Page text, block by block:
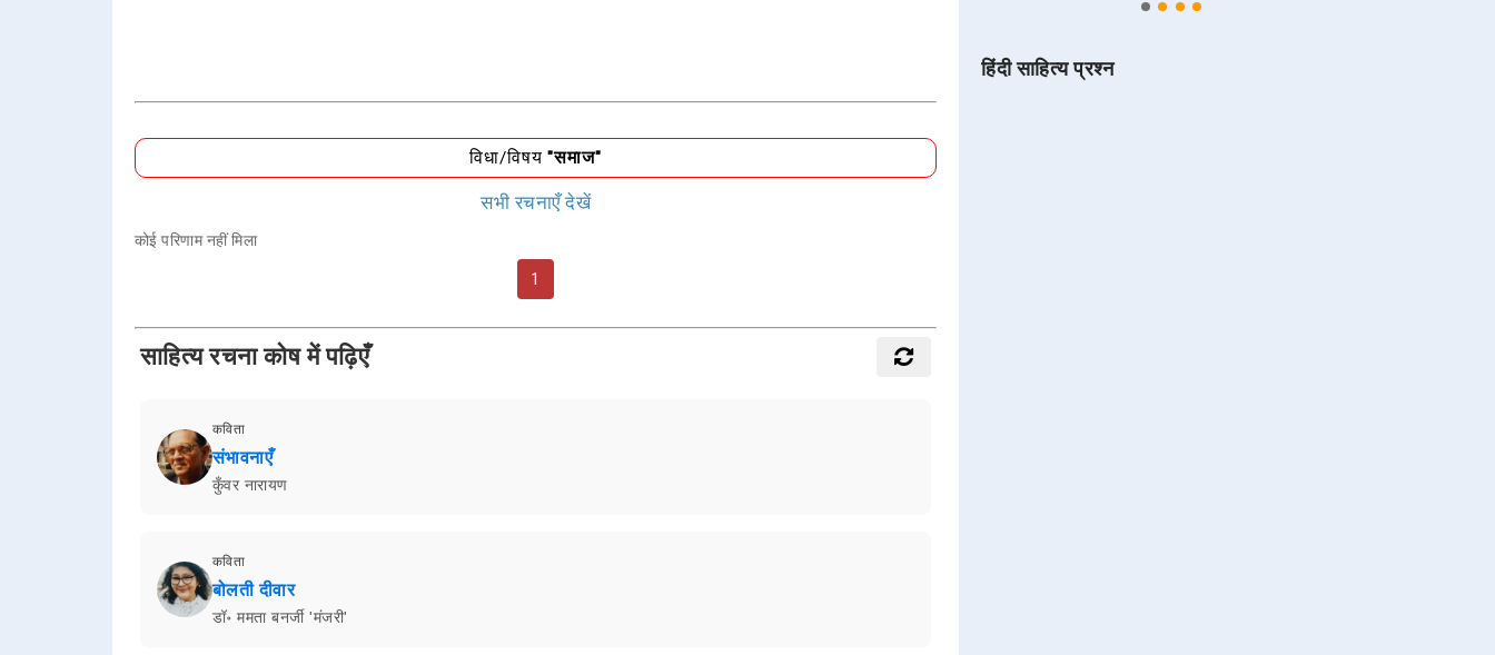
विधा/विषय"समाज"
सभी रचनाएँ देखें
कोई परिणाम नहीं मिला
1
साहित्य रचना कोष में पढ़िएँ
कविता
संभावनाएँ
कुँवर नारायण
कविता
बोलती दीवार
डॉ॰ ममता बनर्जी 'मंजरी'
हिंदी साहित्य प्रश्न